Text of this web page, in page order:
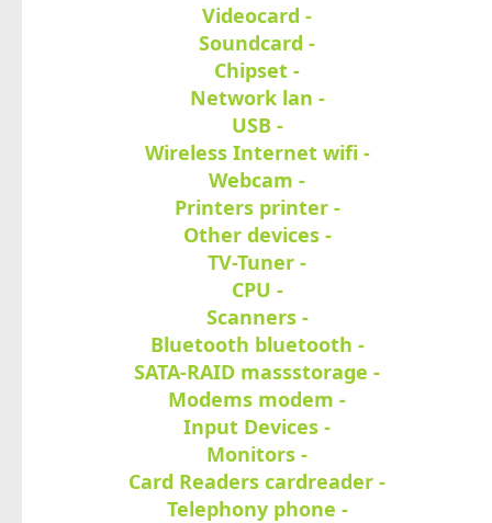
- Videocard
- Soundcard
- Chipset
- Network lan
- USB
- Wireless Internet wifi
- Webcam
- Printers printer
- Other devices
- TV-Tuner
- CPU
- Scanners
- Bluetooth bluetooth
- SATA-RAID massstorage
- Modems modem
- Input Devices
- Monitors
- Card Readers cardreader
- Telephony phone